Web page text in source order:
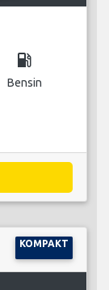
local_gas_station
Bensin
KOMPAKT